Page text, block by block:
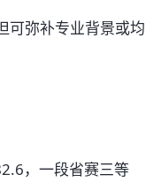
可弥补专业背景或均
，一段省赛三等